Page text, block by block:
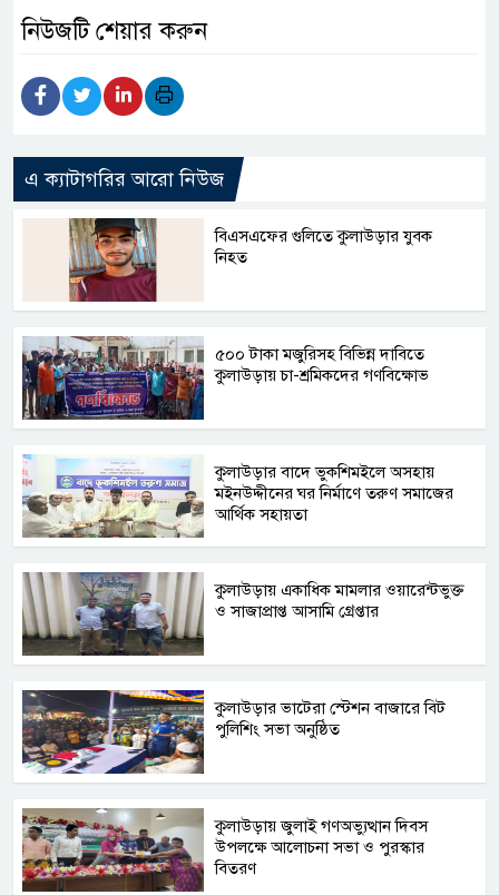
নিউজটি শেয়ার করুন
এ ক্যাটাগরির আরো নিউজ
বিএসএফের গুলিতে কুলাউড়ার যুবক
নিহত
৫০০ টাকা মজুরিসহ বিভিন্ন দাবিতে
কুলাউড়ায় চা-শ্রমিকদের গণবিক্ষোভ
কুলাউড়ার বাদে ভুকশিমইলে অসহায়
মইনউদ্দীনের ঘর নির্মাণে তরুণ সমাজের
আর্থিক সহায়তা
কুলাউড়ায় একাধিক মামলার ওয়ারেন্টভুক্ত
ও সাজাপ্রাপ্ত আসামি গ্রেপ্তার
কুলাউড়ার ভাটেরা স্টেশন বাজারে বিট
পুলিশিং সভা অনুষ্ঠিত
কুলাউড়ায় জুলাই গণঅভ্যুত্থান দিবস
উপলক্ষে আলোচনা সভা ও পুরস্কার
বিতরণ